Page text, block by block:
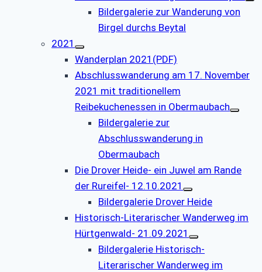
Bildergalerie zur Wanderung von
Birgel durchs Beytal
2021
Wanderplan 2021(PDF)
Abschlusswanderung am 17. November
2021 mit traditionellem
Reibekuchenessen in Obermaubach
Bildergalerie zur
Abschlusswanderung in
Obermaubach
Die Drover Heide- ein Juwel am Rande
der Rureifel- 12.10.2021
Bildergalerie Drover Heide
Historisch-Literarischer Wanderweg im
Hürtgenwald- 21.09.2021
Bildergalerie Historisch-
Literarischer Wanderweg im